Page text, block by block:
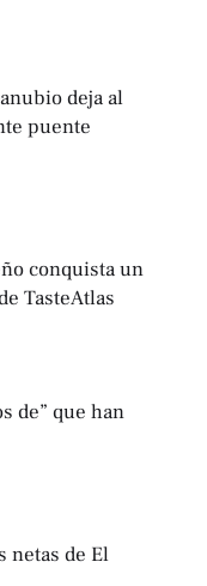
deja al
puente
conquista un
TasteAtlas
de” que han
netas de El